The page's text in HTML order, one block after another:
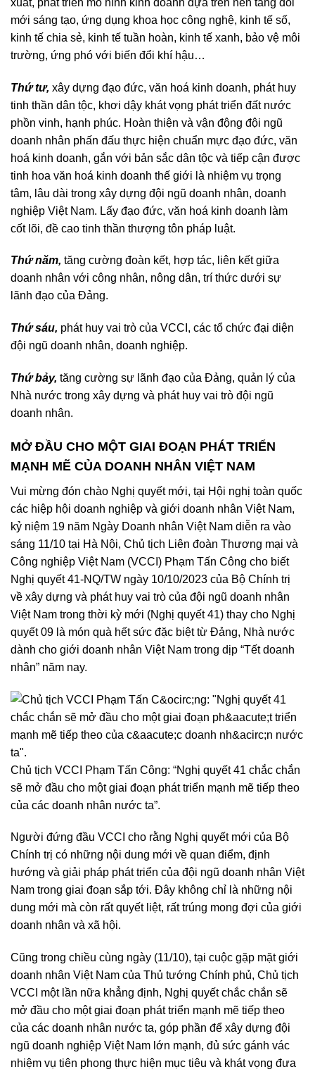
mới sáng tạo, ứng dụng khoa học công nghệ, kinh tế số,
kinh tế chia sẻ, kinh tế tuần hoàn, kinh tế xanh, bảo vệ môi
trường, ứng phó với biến đổi khí hậu…
Thứ tư, xây dựng đạo đức, văn hoá kinh doanh, phát huy
tinh thần dân tộc, khơi dậy khát vọng phát triển đất nước
phồn vinh, hạnh phúc. Hoàn thiện và vận động đội ngũ
doanh nhân phấn đấu thực hiện chuẩn mực đạo đức, văn
hoá kinh doanh, gắn với bản sắc dân tộc và tiếp cận được
tinh hoa văn hoá kinh doanh thế giới là nhiệm vụ trọng
tâm, lâu dài trong xây dựng đội ngũ doanh nhân, doanh
nghiệp Việt Nam. Lấy đạo đức, văn hoá kinh doanh làm
cốt lõi, đề cao tinh thần thượng tôn pháp luật.
Thứ năm, tăng cường đoàn kết, hợp tác, liên kết giữa
doanh nhân với công nhân, nông dân, trí thức dưới sự
lãnh đạo của Đảng.
Thứ sáu, phát huy vai trò của VCCI, các tổ chức đại diện
đội ngũ doanh nhân, doanh nghiệp.
Thứ bảy, tăng cường sự lãnh đạo của Đảng, quản lý của
Nhà nước trong xây dựng và phát huy vai trò đội ngũ
doanh nhân.
MỞ ĐẦU CHO MỘT GIAI ĐOẠN PHÁT TRIỂN
MẠNH MẼ CỦA DOANH NHÂN VIỆT NAM
Vui mừng đón chào Nghị quyết mới, tại Hội nghị toàn quốc
các hiệp hội doanh nghiệp và giới doanh nhân Việt Nam,
kỷ niệm 19 năm Ngày Doanh nhân Việt Nam diễn ra vào
sáng 11/10 tại Hà Nội, Chủ tịch Liên đoàn Thương mại và
Công nghiệp Việt Nam (VCCI) Phạm Tấn Công cho biết
Nghị quyết 41-NQ/TW ngày 10/10/2023 của Bộ Chính trị
về xây dựng và phát huy vai trò của đội ngũ doanh nhân
Việt Nam trong thời kỳ mới (Nghị quyết 41) thay cho Nghị
quyết 09 là món quà hết sức đặc biệt từ Đảng, Nhà nước
dành cho giới doanh nhân Việt Nam trong dịp “Tết doanh
nhân” năm nay.
Chủ tịch VCCI Phạm Tấn Công: “Nghị quyết 41 chắc chắn
sẽ mở đầu cho một giai đoạn phát triển mạnh mẽ tiếp theo
của các doanh nhân nước ta”.
Người đứng đầu VCCI cho rằng Nghị quyết mới của Bộ
Chính trị có những nội dung mới về quan điểm, định
hướng và giải pháp phát triển của đội ngũ doanh nhân Việt
Nam trong giai đoạn sắp tới. Đây không chỉ là những nội
dung mới mà còn rất quyết liệt, rất trúng mong đợi của giới
doanh nhân và xã hội.
Cũng trong chiều cùng ngày (11/10), tại cuộc gặp mặt giới
doanh nhân Việt Nam của Thủ tướng Chính phủ, Chủ tịch
VCCI một lần nữa khẳng định, Nghị quyết chắc chắn sẽ
mở đầu cho một giai đoạn phát triển mạnh mẽ tiếp theo
của các doanh nhân nước ta, góp phần để xây dựng đội
ngũ doanh nghiệp Việt Nam lớn mạnh, đủ sức gánh vác
nhiệm vụ tiên phong thực hiện mục tiêu và khát vọng đưa